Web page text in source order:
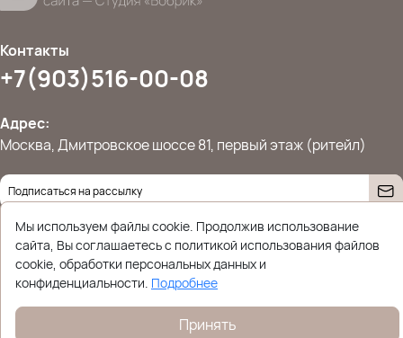
Контакты
+7(903)516-00-08
Адрес:
Москва, Дмитровское шоссе 81, первый этаж (ритейл)
© 2026 Ettoplus.ru — Все права защищены.
Политика конфиденциальности
Мы используем файлы cookie. Продолжив использование
сайта, Вы соглашаетесь с политикой использования файлов
cookie, обработки персональных данных и
конфиденциальности. Подробнее
Принять